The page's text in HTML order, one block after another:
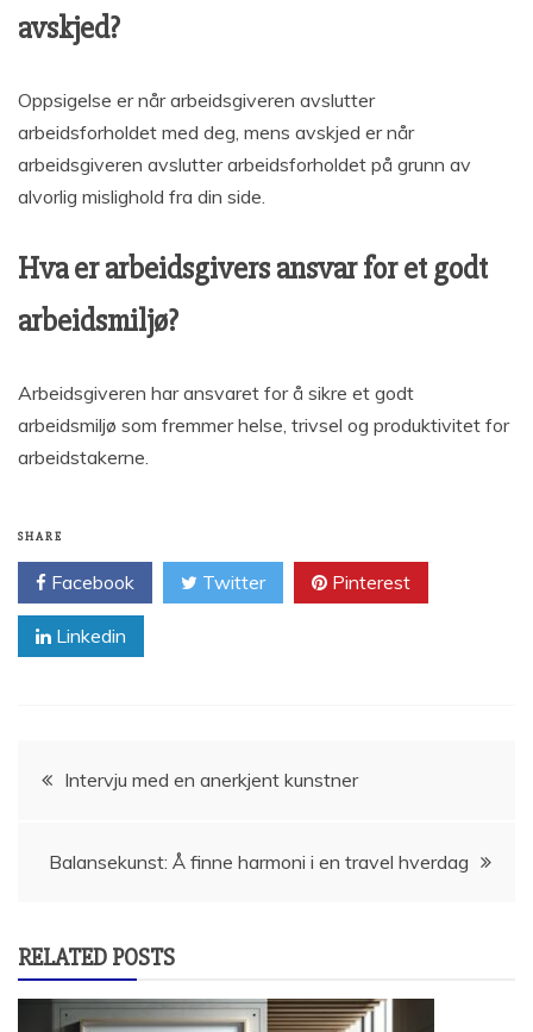
avskjed?
Oppsigelse er når arbeidsgiveren avslutter
arbeidsforholdet med deg, mens avskjed er når
arbeidsgiveren avslutter arbeidsforholdet på grunn av
alvorlig mislighold fra din side.
Hva er arbeidsgivers ansvar for et godt
arbeidsmiljø?
Arbeidsgiveren har ansvaret for å sikre et godt
arbeidsmiljø som fremmer helse, trivsel og produktivitet for
arbeidstakerne.
SHARE
Facebook Twitter Pinterest
Linkedin
Innleggsnavigasjon
Intervju med en anerkjent kunstner
Balansekunst: Å finne harmoni i en travel hverdag
RELATED POSTS